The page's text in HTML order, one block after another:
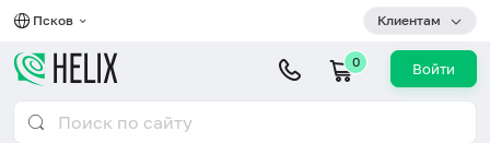
Псков Клиентам
0 Войти